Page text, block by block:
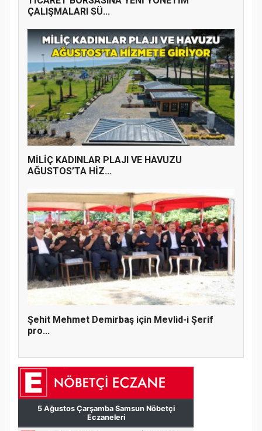
ÇALIŞMALARI SÜ...
MİLİÇ KADINLAR PLAJI VE HAVUZU
AĞUSTOS’TA HİZ...
Şehit Mehmet Demirbaş için Mevlid-i Şerif
pro...